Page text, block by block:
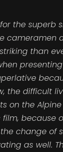
the superb
cameramen
than
the difficult
on the
because
change of
as well.